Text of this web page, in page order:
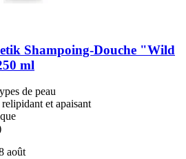
Shampoing-​Douche "Wild
ml
de peau
et apaisant
août